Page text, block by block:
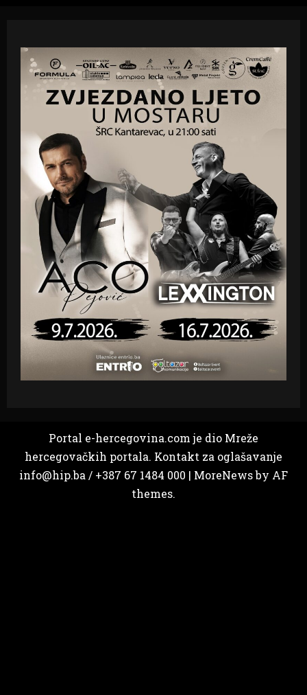
Portal e-hercegovina.com je dio Mreže
hercegovačkih portala. Kontakt za oglašavanje
info@hip.ba / +387 67 1484 000 | MoreNewsby AF
themes.